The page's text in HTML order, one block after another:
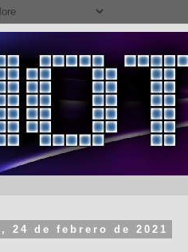
24 de febrero de 2021